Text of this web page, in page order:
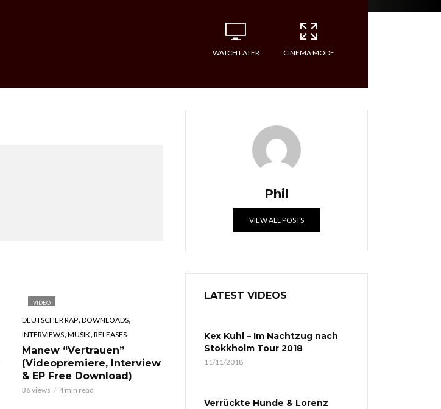
WATCH LATER CINEMA MODE
VIDEO
DEUTSCHER RAP, DOWNLOADS,
INTERVIEWS, MUSIK, RELEASES
Manew “Vertrauen”
(Videopremiere, Interview
& EP Free Download)
36 views 4 min read
Phil
VIEW ALL POSTS
LATEST VIDEOS
Kex Kuhl – Im Nachtzug nach
Stokkholm Tour 2018
11/11/2018
Verrückte Hunde & Lorenz